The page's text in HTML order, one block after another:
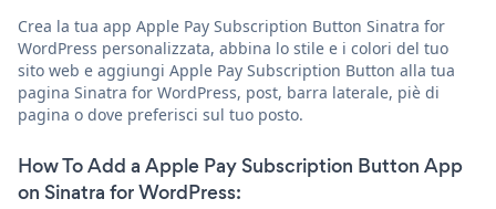
Crea la tua app Apple Pay Subscription Button Sinatra for
WordPress personalizzata, abbina lo stile e i colori del tuo
sito web e aggiungi Apple Pay Subscription Button alla tua
pagina Sinatra for WordPress, post, barra laterale, piè di
pagina o dove preferisci sul tuo posto.
How To Add a Apple Pay Subscription Button App
on Sinatra for WordPress: